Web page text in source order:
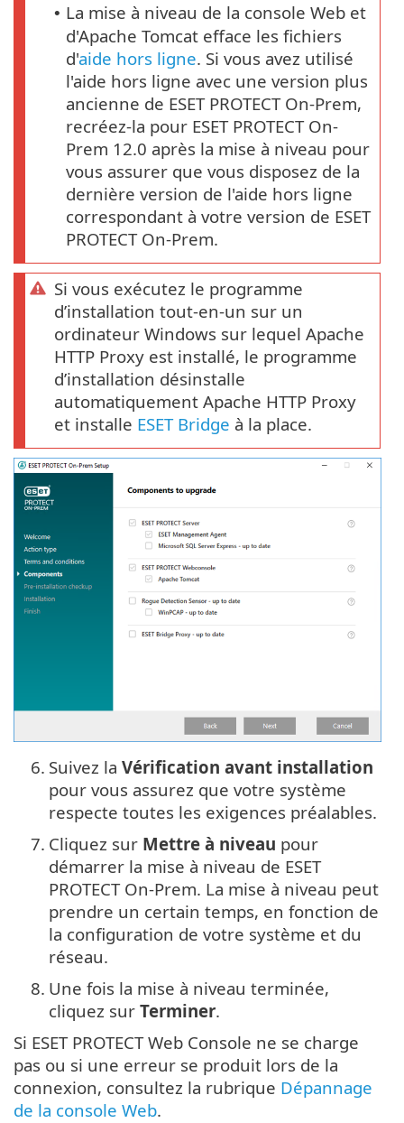
• La mise à niveau de la console Web et
d'Apache Tomcat efface les fichiers
d'aide hors ligne. Si vous avez utilisé
l'aide hors ligne avec une version plus
ancienne de ESET PROTECT On-Prem,
recréez-la pour ESET PROTECT On-
Prem 12.0 après la mise à niveau pour
vous assurer que vous disposez de la
dernière version de l'aide hors ligne
correspondant à votre version de ESET
PROTECT On-Prem.
Si vous exécutez le programme
d’installation tout-en-un sur un
ordinateur Windows sur lequel Apache
HTTP Proxy est installé, le programme
d’installation désinstalle
automatiquement Apache HTTP Proxy
et installe ESET Bridge à la place.
6. Suivez la Vérification avant installation
pour vous assurez que votre système
respecte toutes les exigences préalables.
7. Cliquez sur Mettre à niveau pour
démarrer la mise à niveau de ESET
PROTECT On-Prem. La mise à niveau peut
prendre un certain temps, en fonction de
la configuration de votre système et du
réseau.
8. Une fois la mise à niveau terminée,
cliquez sur Terminer.
Si ESET PROTECT Web Console ne se charge
pas ou si une erreur se produit lors de la
connexion, consultez la rubrique Dépannage
de la console Web.